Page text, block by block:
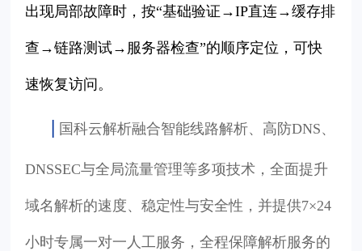
出现局部故障时，按“基础验证→IP直连→缓存排
查→链路测试→服务器检查”的顺序定位，可快
速恢复访问。
| 国科云解析融合智能线路解析、高防DNS、
DNSSEC与全局流量管理等多项技术，全面提升
域名解析的速度、稳定性与安全性，并提供7×24
小时专属一对一人工服务，全程保障解析服务的